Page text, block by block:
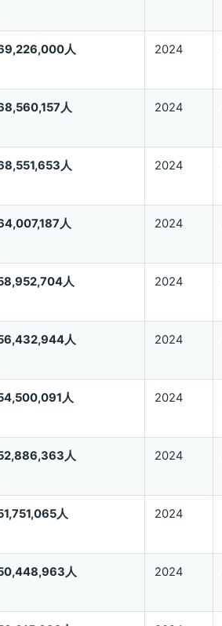
人 2024
人 2024
人 2024
人 2024
人 2024
人 2024
人 2024
人 2024
人 2024
人 2024